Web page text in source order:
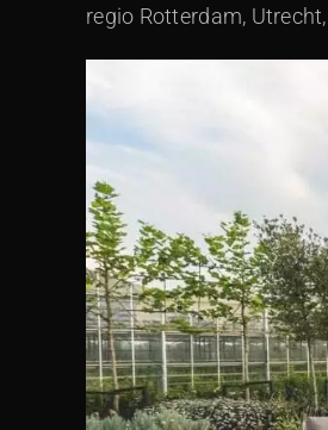
regio Rotterdam,